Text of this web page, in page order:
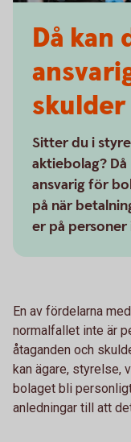
Då kan
skulder
Sitter du i
aktiebolag?
ansvarig för
på när
er på
En av fördelarna
normalfallet inte är
åtaganden och
kan ägare, styrelse,
bolaget bli
anledningar till att